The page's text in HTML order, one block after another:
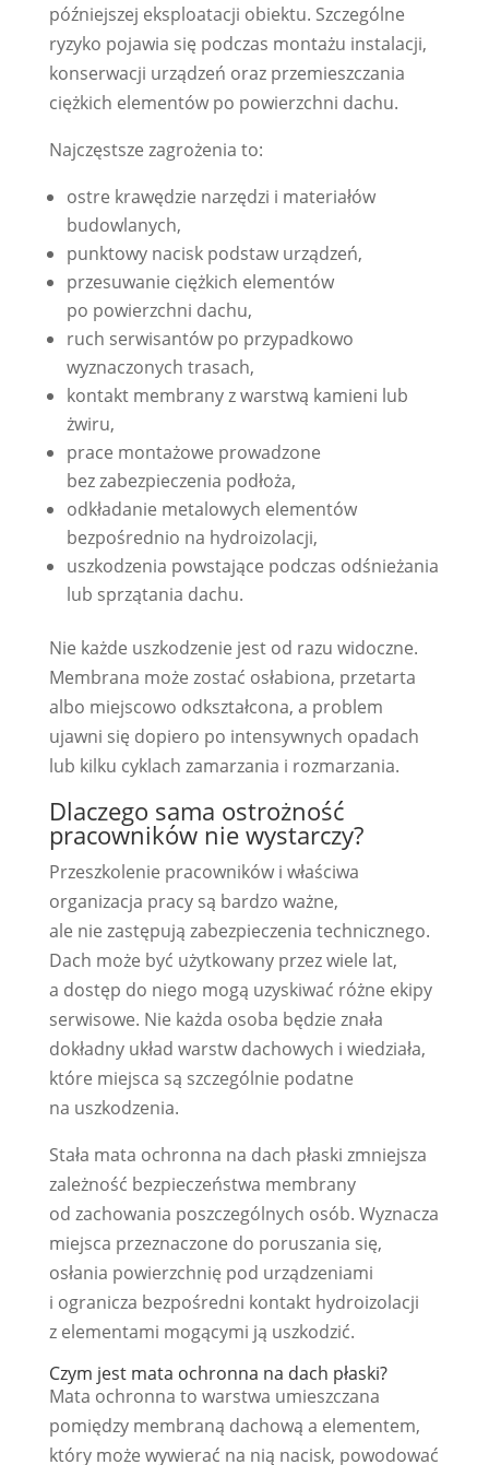
późniejszej eksploatacji obiektu. Szczególne
ryzyko pojawia się podczas montażu instalacji,
konserwacji urządzeń oraz przemieszczania
ciężkich elementów po powierzchni dachu.
Najczęstsze zagrożenia to:
ostre krawędzie narzędzi i materiałów
budowlanych,
punktowy nacisk podstaw urządzeń,
przesuwanie ciężkich elementów
po powierzchni dachu,
ruch serwisantów po przypadkowo
wyznaczonych trasach,
kontakt membrany z warstwą kamieni lub
żwiru,
prace montażowe prowadzone
bez zabezpieczenia podłoża,
odkładanie metalowych elementów
bezpośrednio na hydroizolacji,
uszkodzenia powstające podczas odśnieżania
lub sprzątania dachu.
Nie każde uszkodzenie jest od razu widoczne.
Membrana może zostać osłabiona, przetarta
albo miejscowo odkształcona, a problem
ujawni się dopiero po intensywnych opadach
lub kilku cyklach zamarzania i rozmarzania.
Dlaczego sama ostrożność
pracowników nie wystarczy?
Przeszkolenie pracowników i właściwa
organizacja pracy są bardzo ważne,
ale nie zastępują zabezpieczenia technicznego.
Dach może być użytkowany przez wiele lat,
a dostęp do niego mogą uzyskiwać różne ekipy
serwisowe. Nie każda osoba będzie znała
dokładny układ warstw dachowych i wiedziała,
które miejsca są szczególnie podatne
na uszkodzenia.
Stała mata ochronna na dach płaski zmniejsza
zależność bezpieczeństwa membrany
od zachowania poszczególnych osób. Wyznacza
miejsca przeznaczone do poruszania się,
osłania powierzchnię pod urządzeniami
i ogranicza bezpośredni kontakt hydroizolacji
z elementami mogącymi ją uszkodzić.
Czym jest mata ochronna na dach płaski?
Mata ochronna to warstwa umieszczana
pomiędzy membraną dachową a elementem,
który może wywierać na nią nacisk, powodować